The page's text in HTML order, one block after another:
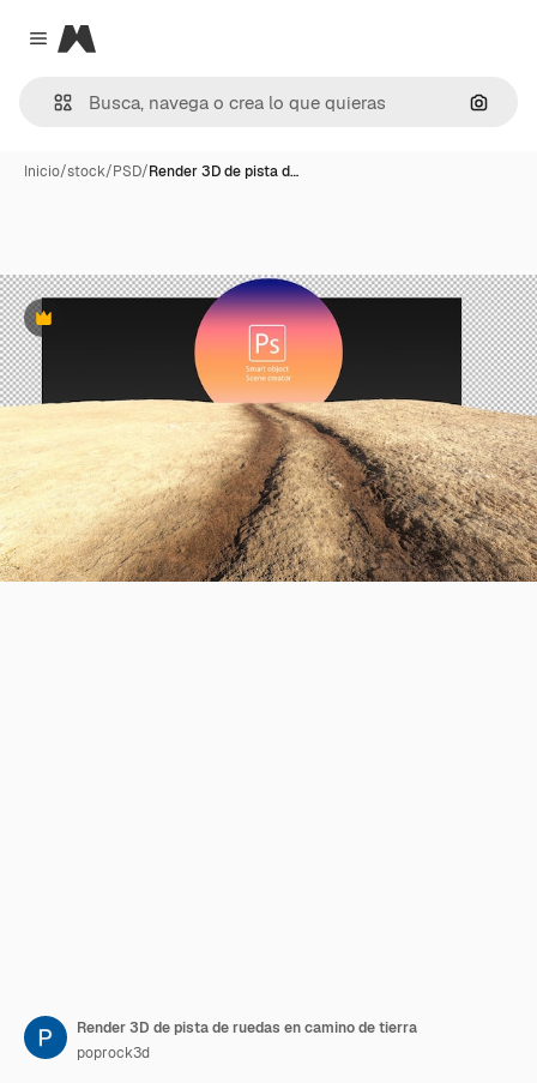
Close menu
Magnific
Inicio/stock/PSD/Render 3D de pista d…
Premium
Render 3D de pista de ruedas en camino de tierra
poprock3d